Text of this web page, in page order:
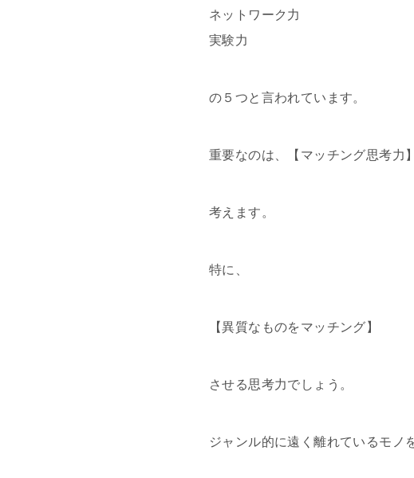
ネットワーク力
実験力
の５つと言われています。
重要なのは、【マッチング思考力
考えます。
特に、
【異質なものをマッチング】
させる思考力でしょう。
ジャンル的に遠く離れているモノ